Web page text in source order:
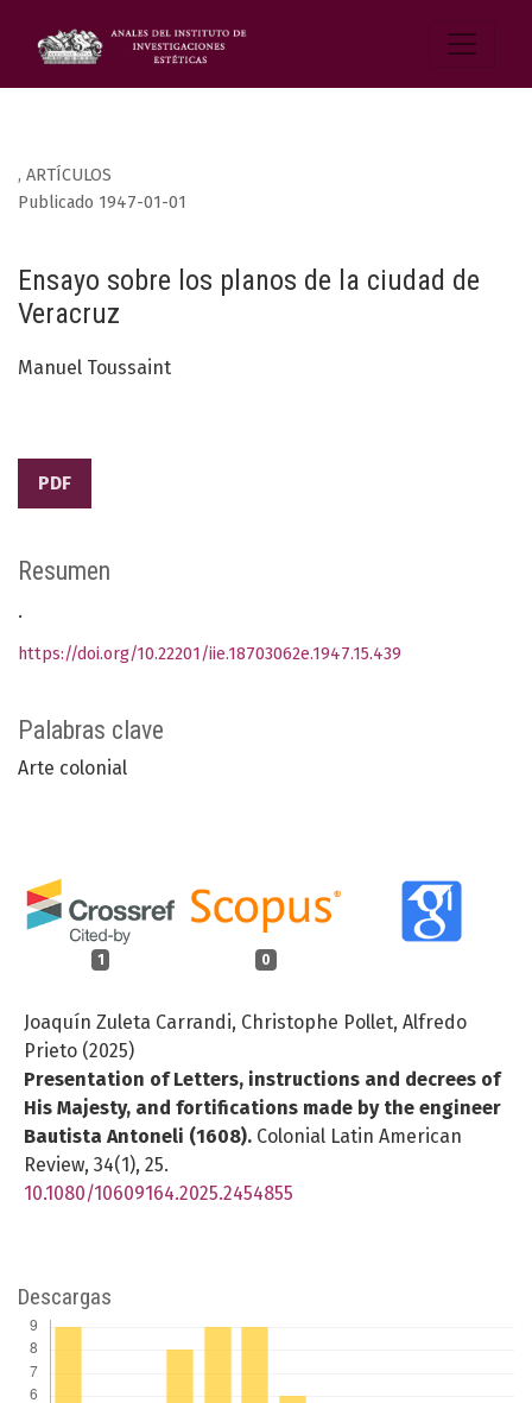
, ARTÍCULOS
Ensayo sobre los planos de la ciudad de
Veracruz
Publicado 1947-01-01
Manuel Toussaint
PDF
Palabras clave
Arte colonial
1 0
Joaquín Zuleta Carrandi, Christophe Pollet, Alfredo
Prieto (2025)
Presentation of Letters, instructions and decrees of
His Majesty, and fortifications made by the engineer
Bautista Antoneli (1608). Colonial Latin American
Review, 34(1), 25.
10.1080/10609164.2025.2454855
Resumen
.
https://doi.org/10.22201/iie.18703062e.1947.15.439
Descargas